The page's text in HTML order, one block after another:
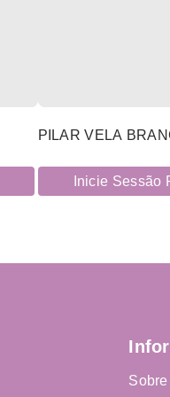
PILAR VELA
Inicie Sessão